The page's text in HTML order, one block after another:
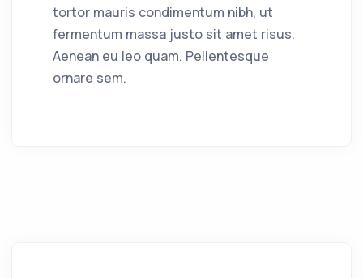
tortor mauris condimentum nibh, ut
fermentum massa justo sit amet risus.
Aenean eu leo quam. Pellentesque
ornare sem.